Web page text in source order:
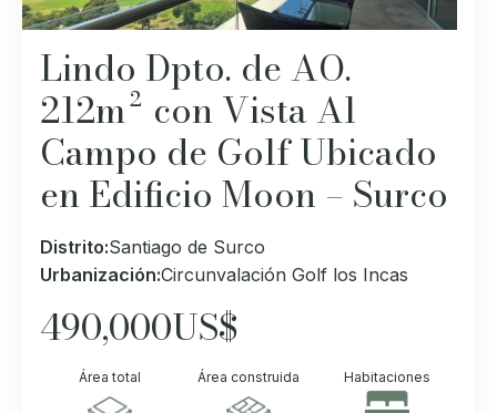
Lindo Dpto. de AO.
212m² con Vista Al
Campo de Golf Ubicado
en Edificio Moon – Surco
Distrito:Santiago de Surco
Urbanización:Circunvalación Golf los Incas
490,000US$
Área total Área construida Habitaciones